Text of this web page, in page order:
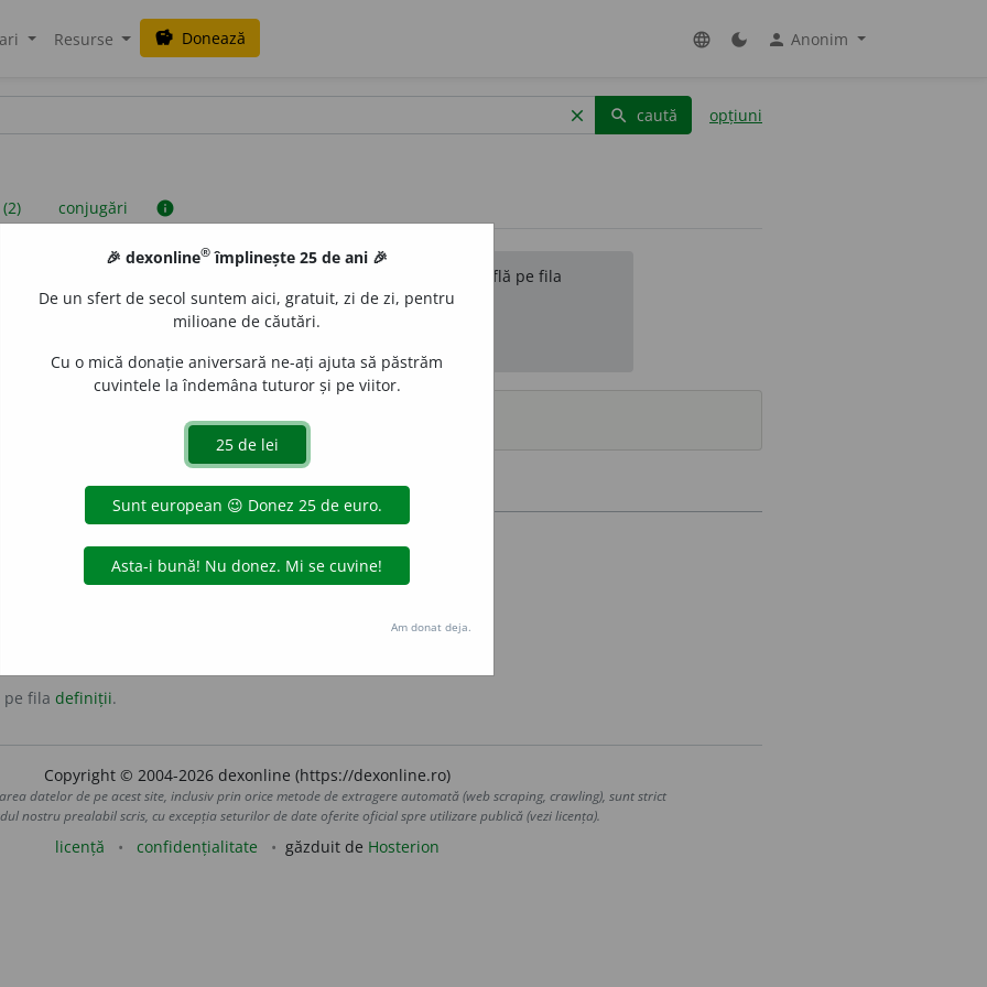
Resurse savings Donează language dark_mode person Anonim
clear search caută opțiuni
conjugări info
sunt compilate de echipa dexonline. Definițiile originale se află pe fila
reordona filele pe pagina depreferințe.
surse
pe fila definiții.
Copyright © 2004-2026 dexonline (https://dexonline.ro)
datelor de pe acest site, inclusiv prin orice metode de extragere automată (web scraping, crawling), sunt strict
nostru prealabil scris, cu excepția seturilor de date oferite oficial spre utilizare publică (vezi licența).
licență confidențialitate găzduit de Hosterion
🎉 dexonline® împlinește 25 de ani 🎉
De un sfert de secol suntem aici, gratuit, zi de zi, pentru
milioane de căutări.
Cu o mică donație aniversară ne-ați ajuta să păstrăm
cuvintele la îndemâna tuturor și pe viitor.
Am donat deja.